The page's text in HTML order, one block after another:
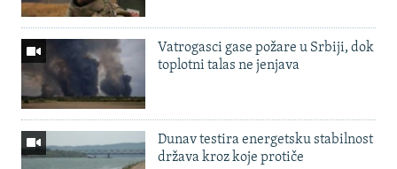
Vatrogasci gase požare u Srbiji, dok
toplotni talas ne jenjava
Dunav testira energetsku stabilnost
država kroz koje protiče